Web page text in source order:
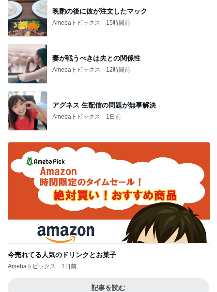
晩酌の後に彼が注文したマック
Amebaトピックス 15時間前
妻が戦うべきは夫との関係性
Amebaトピックス 12時間前
アグネス 生配信の問題が無事解決
Amebaトピックス 1日前
今売れてる人気のドリンクとお菓子
Amebaトピックス 1日前
記事を読む